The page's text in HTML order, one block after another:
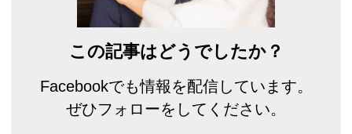
この記事はどうでしたか？
Facebookでも情報を配信しています。
ぜひフォローをしてください。